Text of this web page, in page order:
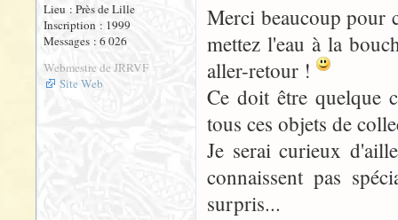
Lieu : Près de Lille
Inscription : 1999
Messages : 6 026
Webmestre de JRRVF
Site Web
Merci beaucoup pour
mettez l'eau à la
aller-retour !
Ce doit être quelque
tous ces objets de
Je serai curieux
connaissent pas
surpris...